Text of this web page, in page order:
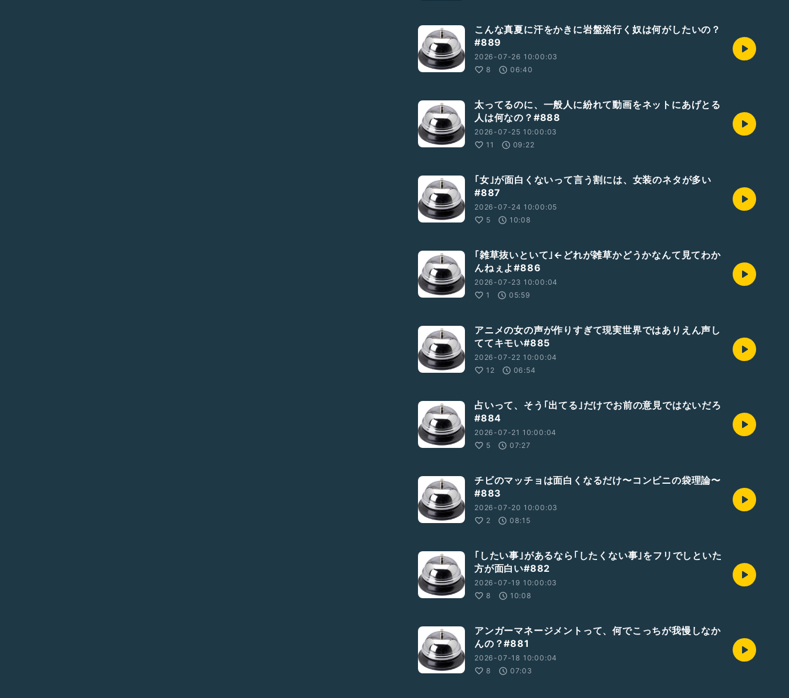
こんな真夏に汗をかきに岩盤浴行く奴は何がしたいの？
#889
2026-07-26 10:00:03
8
06:40
太ってるのに、一般人に紛れて動画をネットにあげとる
人は何なの？#888
2026-07-25 10:00:03
11
09:22
｢女｣が面白くないって言う割には、女装のネタが多い
#887
2026-07-24 10:00:05
5
10:08
｢雑草抜いといて｣←どれが雑草かどうかなんて見てわか
んねぇよ#886
2026-07-23 10:00:04
1
05:59
アニメの女の声が作りすぎて現実世界ではありえん声し
ててキモい#885
2026-07-22 10:00:04
12
06:54
占いって、そう｢出てる｣だけでお前の意見ではないだろ
#884
2026-07-21 10:00:04
5
07:27
チビのマッチョは面白くなるだけ〜コンビニの袋理論〜
#883
2026-07-20 10:00:03
2
08:15
｢したい事｣があるなら｢したくない事｣をフリでしといた
方が面白い#882
2026-07-19 10:00:03
8
10:08
アンガーマネージメントって、何でこっちが我慢しなか
んの？#881
2026-07-18 10:00:04
8
07:03